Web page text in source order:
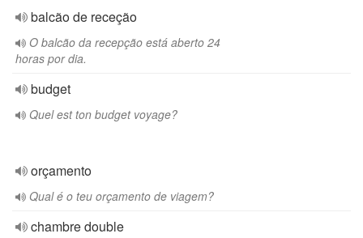
balcão de receção
O balcão da recepção está aberto 24
horas por dia.
budget
Quel est ton budget voyage?
orçamento
Qual é o teu orçamento de viagem?
chambre double